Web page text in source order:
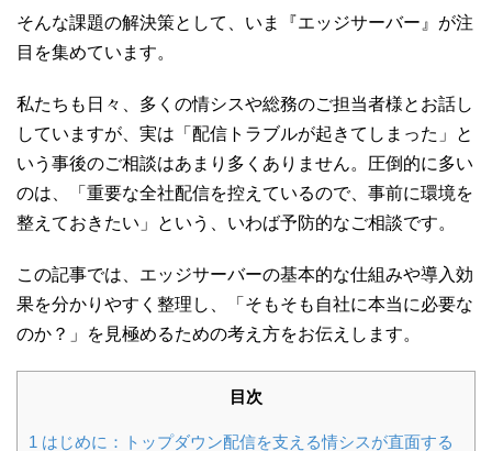
そんな課題の解決策として、いま『エッジサーバー』が注
目を集めています。
私たちも日々、多くの情シスや総務のご担当者様とお話し
していますが、実は「配信トラブルが起きてしまった」と
いう事後のご相談はあまり多くありません。圧倒的に多い
のは、「重要な全社配信を控えているので、事前に環境を
整えておきたい」という、いわば予防的なご相談です。
この記事では、エッジサーバーの基本的な仕組みや導入効
果を分かりやすく整理し、「そもそも自社に本当に必要な
のか？」を見極めるための考え方をお伝えします。
目次
1 はじめに：トップダウン配信を支える情シスが直面する